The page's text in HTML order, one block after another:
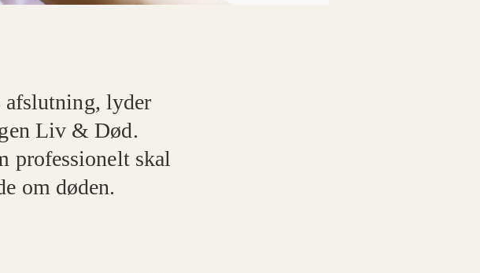
afslutning, lyder
Liv & Død.
professionelt skal
om døden.